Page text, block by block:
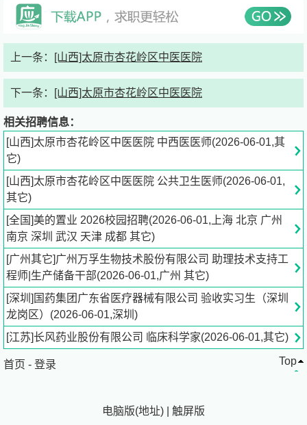
升群众健康意识；
负责院内感染监测、消毒隔离督导、院感数据统计分析，预
落实国家基本公共卫生服务项目，完成各类公卫数据统计、
报表填报、资料整理；
参与突发公共卫生事件应急处置、疫情防控、卫生督导检查
工作。
岗位要求：
预防医学、公共卫生与预防医学相关专业本科及以上学历，
持有公共卫生类别执业医师证；
熟悉传染病防控、基本公卫服务、院感管理相关政策及工作
流程；
具备数据统计、文案撰写、沟通协调能力，工作严谨、执行
力强；
上一条： [山西]太原市杏花岭区中医医院
下一条： [山西]太原市杏花岭区中医医院
相关招聘信息：
[山西]太原市杏花岭区中医医院 中西医医师(2026-06-01,其
它)
[山西]太原市杏花岭区中医医院 公共卫生医师(2026-06-01,
其它)
[全国]美的置业 2026校园招聘(2026-06-01,上海 北京 广州
南京 深圳 武汉 天津 成都 其它)
[广州其它]广州万孚生物技术股份有限公司 助理技术支持工
程师|生产储备干部(2026-06-01,广州 其它)
[深圳]国药集团广东省医疗器械有限公司 验收实习生（深圳
龙岗区）(2026-06-01,深圳)
[江苏]长风药业股份有限公司 临床科学家(2026-06-01,其它)
首页 - 登录 Top
电脑版(地址) 触屏版